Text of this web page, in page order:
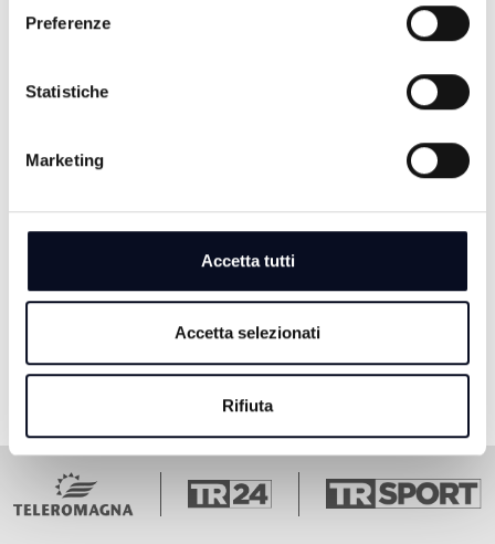
Preferenze
Statistiche
Marketing
Accetta tutti
Accetta selezionati
Rifiuta
FISCHIO FINALE - 29/03/2026
FISCHIO FINALE - 22/03/2026
1 Pagina 1
2Pagina 2
3Pagina 3
4Pagina 4
5Pagina 5Ultima pagina